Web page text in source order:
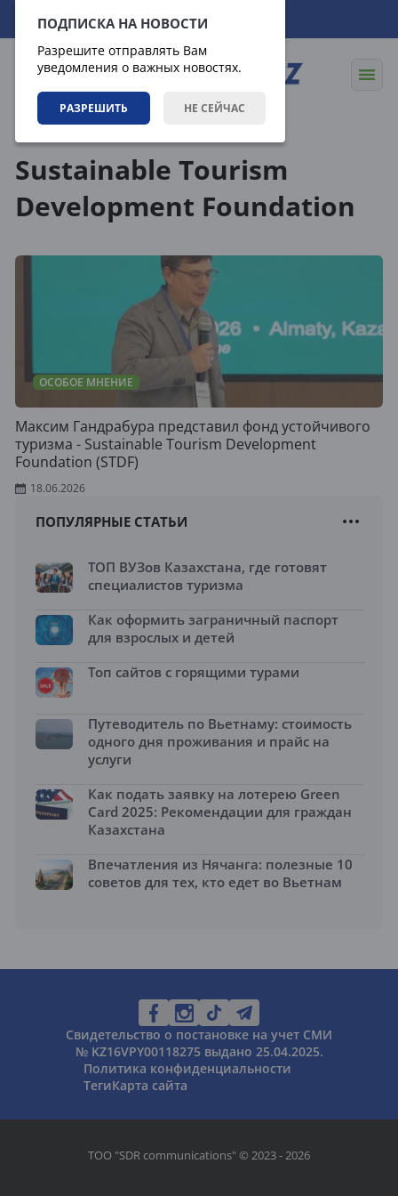
ПОДПИСКА НА НОВОСТИ
Разрешите отправлять Вам
уведомления о важных новостях.
РАЗРЕШИТЬ НЕ СЕЙЧАС
08.08.2026 23:39:24
Sustainable Tourism
Development Foundation
ОСОБОЕ МНЕНИЕ
Максим Гандрабура представил фонд устойчивого
туризма - Sustainable Tourism Development
Foundation (STDF)
18.06.2026
ПОПУЛЯРНЫЕ СТАТЬИ
ТОП ВУЗов Казахстана, где готовят
специалистов туризма
Как оформить заграничный паспорт
для взрослых и детей
Топ сайтов с горящими турами
Путеводитель по Вьетнаму: стоимость
одного дня проживания и прайс на
услуги
Как подать заявку на лотерею Green
Card 2025: Рекомендации для граждан
Казахстана
Впечатления из Нячанга: полезные 10
советов для тех, кто едет во Вьетнам
Свидетельство о постановке на учет СМИ
№ KZ16VPY00118275 выдано 25.04.2025.
Политика конфиденциальности
ТегиКарта сайта
ТОО "SDR communications" © 2023 - 2026